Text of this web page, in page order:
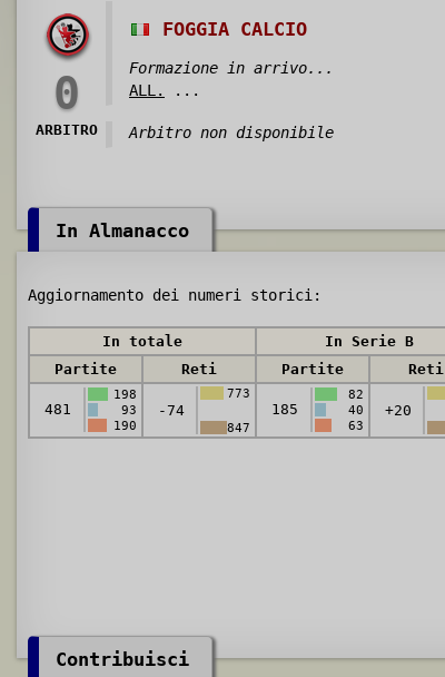
0
FOGGIA CALCIO
Formazione in arrivo...
ALL.
...
ARBITRO Arbitro non disponibile
In Almanacco
Aggiornamento dei numeri storici:
In totale In Serie B
Partite
Reti Partite Reti
481
198
93
190
-74
773
847
185
82
40
63
+20
Contribuisci